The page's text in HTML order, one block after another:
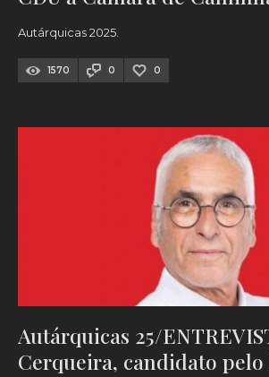
Autárquicas 2025.
1570 0 0
Autárquicas 25/
Cerqueira, candidato pelo